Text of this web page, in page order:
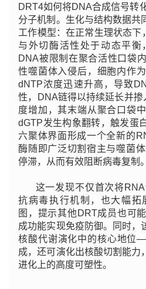
DRT4如何将DNA合成信号转
分子机制。生化与结构数据共
工作模型：在正常生理状态下
与外切酶活性处于动态平衡
DNA被限制在聚合活性口袋
性噬菌体入侵后，细胞内作
dNTP浓度迅速升高，导致
性，DNA链得以持续延长并
度增加，其末端从聚合口袋
dGTP发生构象翻转，触发蛋
六聚体界面形成一个全新的
酶随即广泛切割宿主与噬菌
停滞，从而有效阻断病毒复制。
这一发现不仅首次将
抗病毒执行机制，也大幅拓
图，提示其他DRT成员也可
成功能实现免疫防御。同时，
核酸代谢演化中的核心地位
成，还可演化出核酸切割能力
进化上的高度可塑性。